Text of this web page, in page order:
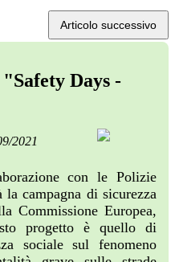
Articolo successivo
Days -
2021
con le Polizie
la campagna di sicurezza
Commissione Europea,
progetto è quello di
sociale sul fenomeno